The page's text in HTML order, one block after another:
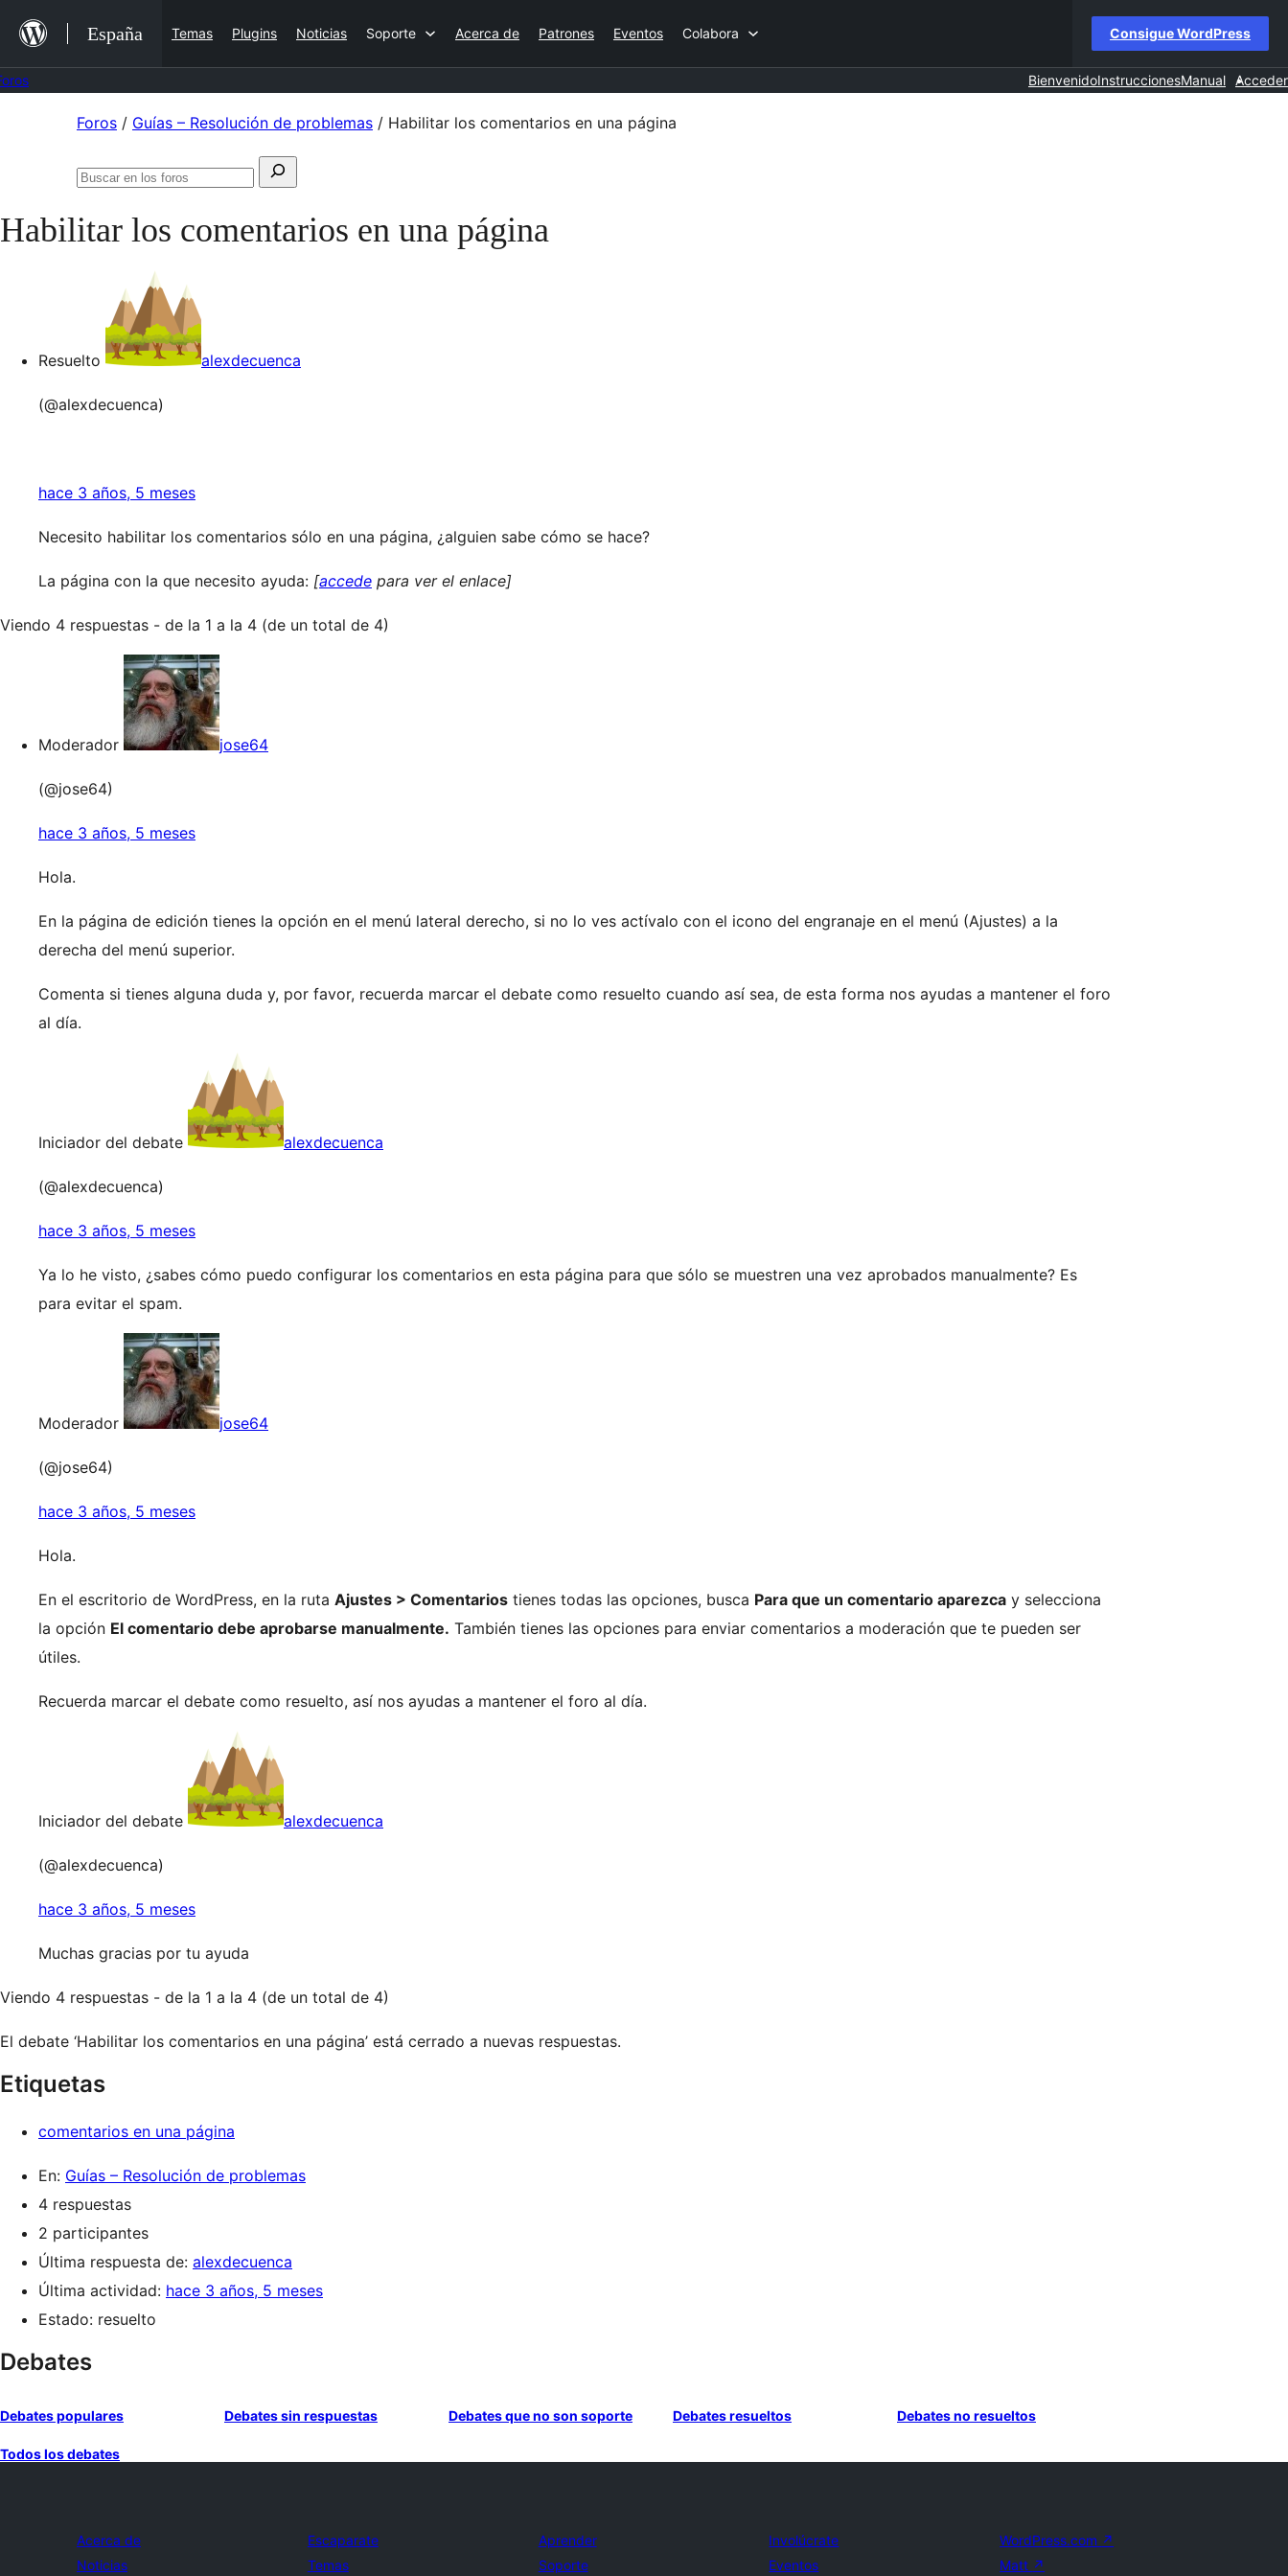
contenido
España Temas Plugins Noticias Soporte Acerca de Patrones Eventos Colabora Consigue WordPress
BienvenidoInstruccionesManual Acceder
Foros / Guías – Resolución de problemas / Habilitar los comentarios en una página
Buscar:
Buscar
los
foros
Habilitar los comentarios en una página
Resuelto alexdecuenca
(@alexdecuenca)
hace 3 años, 5 meses
Necesito habilitar los comentarios sólo en una página, ¿alguien sabe cómo se hace?
La página con la que necesito ayuda: [accede para ver el enlace]
Viendo 4 respuestas - de la 1 a la 4 (de un total de 4)
Moderador jose64
(@jose64)
hace 3 años, 5 meses
Hola.
En la página de edición tienes la opción en el menú lateral derecho, si no lo ves actívalo con el icono del engranaje en el menú (Ajustes) a la
derecha del menú superior.
Comenta si tienes alguna duda y, por favor, recuerda marcar el debate como resuelto cuando así sea, de esta forma nos ayudas a mantener el foro
al día.
Iniciador del debate alexdecuenca
(@alexdecuenca)
hace 3 años, 5 meses
Ya lo he visto, ¿sabes cómo puedo configurar los comentarios en esta página para que sólo se muestren una vez aprobados manualmente? Es
para evitar el spam.
Moderador jose64
(@jose64)
hace 3 años, 5 meses
Hola.
En el escritorio de WordPress, en la ruta Ajustes > Comentarios tienes todas las opciones, busca Para que un comentario aparezca y selecciona
la opción El comentario debe aprobarse manualmente. También tienes las opciones para enviar comentarios a moderación que te pueden ser
útiles.
Recuerda marcar el debate como resuelto, así nos ayudas a mantener el foro al día.
Iniciador del debate alexdecuenca
(@alexdecuenca)
hace 3 años, 5 meses
Muchas gracias por tu ayuda
Viendo 4 respuestas - de la 1 a la 4 (de un total de 4)
El debate ‘Habilitar los comentarios en una página’ está cerrado a nuevas respuestas.
Etiquetas
comentarios en una página
En: Guías – Resolución de problemas
4 respuestas
2 participantes
Última respuesta de: alexdecuenca
Última actividad: hace 3 años, 5 meses
Estado: resuelto
Debates
Debates populares Debates sin respuestas Debates que no son soporte Debates resueltos Debates no resueltos
Todos los debates
Acerca de
Noticias
Escaparate
Temas
Aprender
Soporte
Involúcrate
Eventos
WordPress.com ↗
Matt ↗